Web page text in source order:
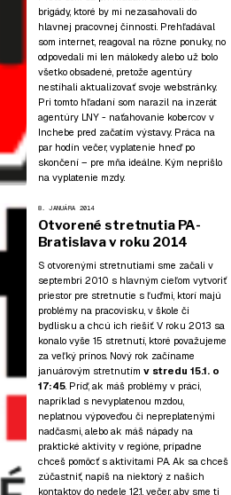
brigády, ktoré by mi nezasahovali do
hlavnej pracovnej činnosti. Prehľadával
som internet, reagoval na rôzne ponuky, no
odpovedali mi len málokedy alebo už bolo
všetko obsadené, pretože agentúry
nestíhali aktualizovať svoje webstránky.
Pri tomto hľadaní som narazil na inzerát
agentúry LNY - naťahovanie kobercov v
Inchebe pred začatím výstavy. Práca na
par hodín večer, vyplatenie hneď po
skončení – pre mňa ideálne. Kým neprišlo
na vyplatenie mzdy.
8. JANUÁRA 2014
Otvorené stretnutia PA-
Bratislava v roku 2014
S otvorenými stretnutiami sme začali v
septembri 2010 s hlavným cieľom vytvoriť
priestor pre stretnutie s ľuďmi, ktorí majú
problémy na pracovisku, v škole či
bydlisku a chcú ich riešiť. V roku 2013 sa
konalo vyše 15 stretnutí, ktoré považujeme
za veľký prínos. Nový rok začíname
januárovým stretnutím v stredu 15.1. o
17:45. Príď, ak máš problémy v práci,
napríklad s nevyplatenou mzdou,
neplatnou výpoveďou či nepreplatenými
nadčasmi, alebo ak máš nápady na
praktické aktivity v regióne, prípadne
chceš pomôcť s aktivitami PA. Ak sa chceš
zúčastniť, napíš na niektorý z našich
kontaktovdo nedele 12.1. večer, aby sme ti